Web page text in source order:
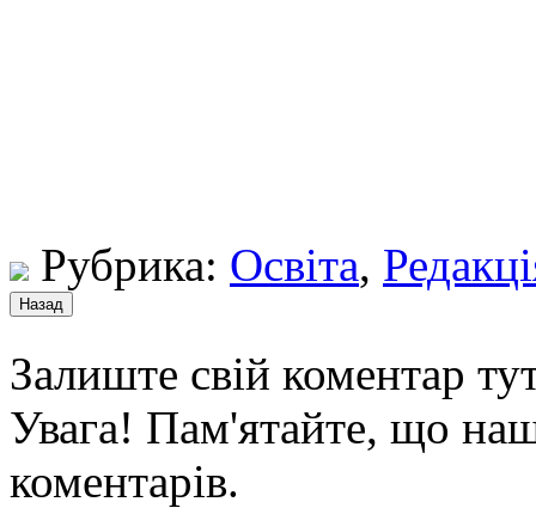
Рубрика: Освіта,
Залиште свій коментар
Увага! Пам'ятайте, що
коментарів.